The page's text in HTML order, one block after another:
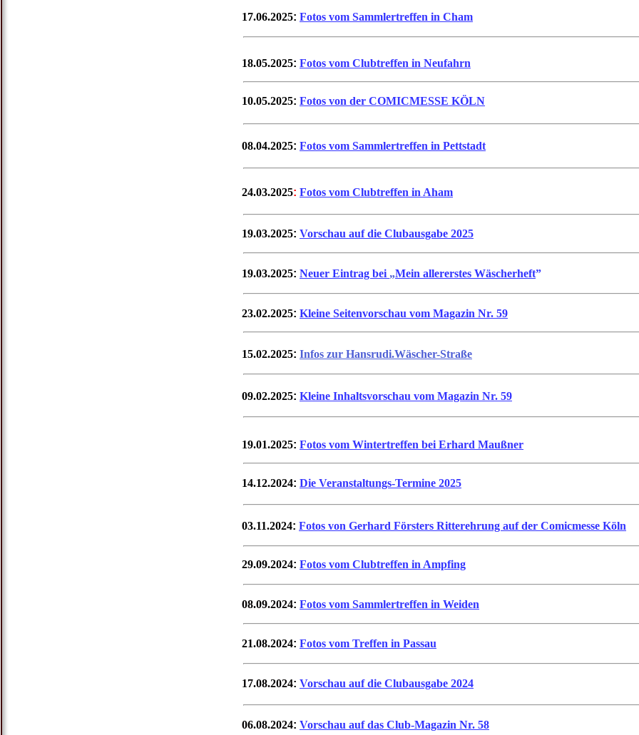
17.06.2025: Fotos vom Sammlertreffen in Cham
18.05.2025: Fotos vom Clubtreffen in Neufahrn
10.05.2025: Fotos von der COMICMESSE KÖLN
08.04.2025: Fotos vom Sammlertreffen in Pettstadt
24.03.2025: Fotos vom Clubtreffen in Aham
19.03.2025: Vorschau auf die Clubausgabe 2025
19.03.2025: Neuer Eintrag bei „Mein allererstes Wäscherheft”
23.02.2025: Kleine Seitenvorschau vom Magazin Nr. 59
15.02.2025: Infos zur Hansrudi.Wäscher-Straße
09.02.2025: Kleine Inhaltsvorschau vom Magazin Nr. 59
19.01.2025: Fotos vom Wintertreffen bei Erhard Maußner
14.12.2024: Die Veranstaltungs-Termine 2025
03.11.2024: Fotos von Gerhard Försters Ritterehrung auf der Comicmesse Köln
29.09.2024: Fotos vom Clubtreffen in Ampfing
08.09.2024: Fotos vom Sammlertreffen in Weiden
21.08.2024: Fotos vom Treffen in Passau
17.08.2024: Vorschau auf die Clubausgabe 2024
06.08.2024: Vorschau auf das Club-Magazin Nr. 58